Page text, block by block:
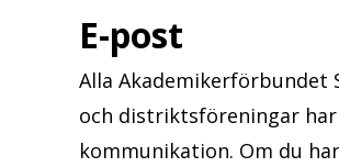
E-post
Alla Akademikerförbundet
och distriktsföreningar
kommunikation. Om du